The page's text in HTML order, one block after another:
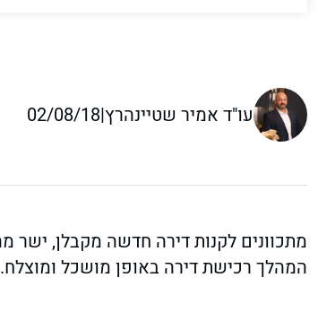
עו"ד אמיר שטיינהרץ|
02/08/18
המהלך רכישת דירה באופן מושכל ומוצלח.